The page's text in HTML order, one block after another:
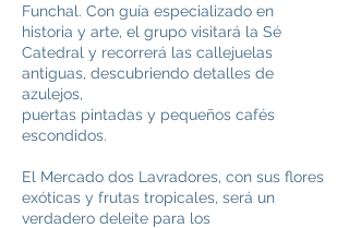
Funchal. Con guía especializado en
historia y arte, el grupo visitará la Sé
Catedral y recorrerá las callejuelas
antiguas, descubriendo detalles de
azulejos,
puertas pintadas y pequeños cafés
escondidos.
El Mercado dos Lavradores, con sus flores
exóticas y frutas tropicales, será un
verdadero deleite para los